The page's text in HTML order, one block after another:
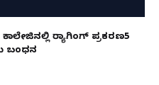
ರ‌್ಯಾಗಿಂಗ್ ಪ್ರಕರಣ5
ಬಂಧನ